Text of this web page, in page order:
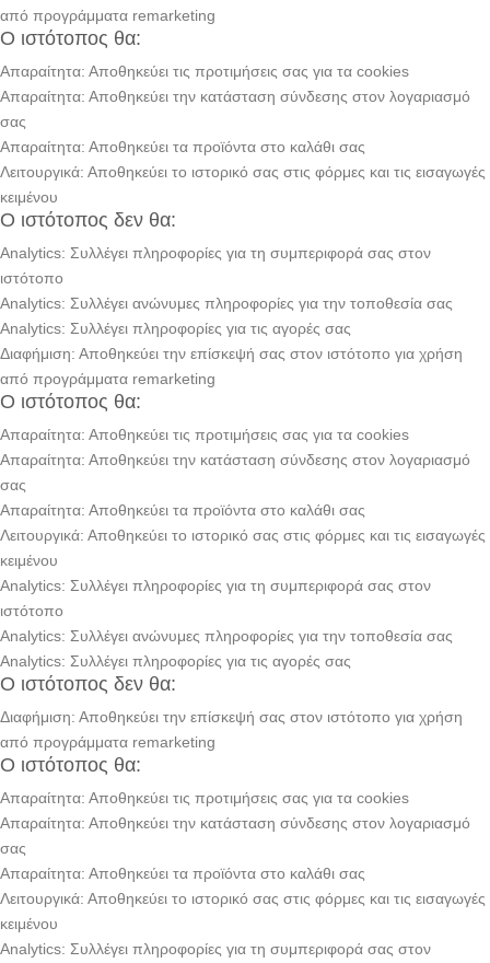
από προγράμματα remarketing
Ο ιστότοπος θα:
Απαραίτητα: Αποθηκεύει τις προτιμήσεις σας για τα cookies
Απαραίτητα: Αποθηκεύει την κατάσταση σύνδεσης στον λογαριασμό
σας
Απαραίτητα: Αποθηκεύει τα προϊόντα στο καλάθι σας
Λειτουργικά: Αποθηκεύει το ιστορικό σας στις φόρμες και τις εισαγωγές
κειμένου
Ο ιστότοπος δεν θα:
Analytics: Συλλέγει πληροφορίες για τη συμπεριφορά σας στον
ιστότοπο
Analytics: Συλλέγει ανώνυμες πληροφορίες για την τοποθεσία σας
Analytics: Συλλέγει πληροφορίες για τις αγορές σας
Διαφήμιση: Αποθηκεύει την επίσκεψή σας στον ιστότοπο για χρήση
από προγράμματα remarketing
Ο ιστότοπος θα:
Απαραίτητα: Αποθηκεύει τις προτιμήσεις σας για τα cookies
Απαραίτητα: Αποθηκεύει την κατάσταση σύνδεσης στον λογαριασμό
σας
Απαραίτητα: Αποθηκεύει τα προϊόντα στο καλάθι σας
Λειτουργικά: Αποθηκεύει το ιστορικό σας στις φόρμες και τις εισαγωγές
κειμένου
Analytics: Συλλέγει πληροφορίες για τη συμπεριφορά σας στον
ιστότοπο
Analytics: Συλλέγει ανώνυμες πληροφορίες για την τοποθεσία σας
Analytics: Συλλέγει πληροφορίες για τις αγορές σας
Ο ιστότοπος δεν θα:
Διαφήμιση: Αποθηκεύει την επίσκεψή σας στον ιστότοπο για χρήση
από προγράμματα remarketing
Ο ιστότοπος θα:
Απαραίτητα: Αποθηκεύει τις προτιμήσεις σας για τα cookies
Απαραίτητα: Αποθηκεύει την κατάσταση σύνδεσης στον λογαριασμό
σας
Απαραίτητα: Αποθηκεύει τα προϊόντα στο καλάθι σας
Λειτουργικά: Αποθηκεύει το ιστορικό σας στις φόρμες και τις εισαγωγές
κειμένου
Analytics: Συλλέγει πληροφορίες για τη συμπεριφορά σας στον